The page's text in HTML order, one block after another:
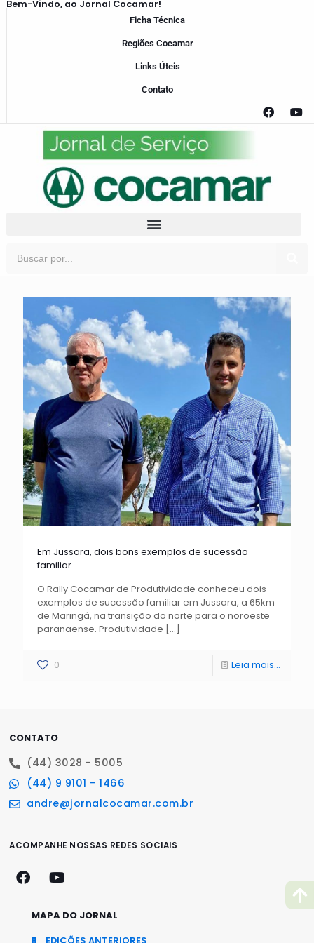
Bem-Vindo, ao Jornal Cocamar!
Ficha Técnica
Regiões Cocamar
Links Úteis
Contato
Em Jussara, dois bons exemplos de sucessão
familiar
O Rally Cocamar de Produtividade conheceu dois
exemplos de sucessão familiar em Jussara, a 65km
de Maringá, na transição do norte para o noroeste
paranaense. Produtividade […]
0 Leia mais...
CONTATO
(44) 3028 - 5005
(44) 9 9101 - 1466
andre@jornalcocamar.com.br
ACOMPANHE NOSSAS REDES SOCIAIS
MAPA DO JORNAL